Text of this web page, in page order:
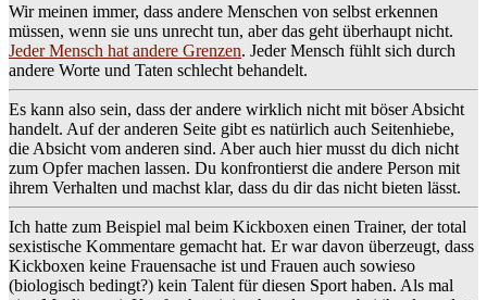
Wir meinen immer, dass andere Menschen von selbst erkennen
müssen, wenn sie uns unrecht tun, aber das geht überhaupt nicht.
Jeder Mensch hat andere Grenzen. Jeder Mensch fühlt sich durch
andere Worte und Taten schlecht behandelt.
Es kann also sein, dass der andere wirklich nicht mit böser Absicht
handelt. Auf der anderen Seite gibt es natürlich auch Seitenhiebe,
die Absicht vom anderen sind. Aber auch hier musst du dich nicht
zum Opfer machen lassen. Du konfrontierst die andere Person mit
ihrem Verhalten und machst klar, dass du dir das nicht bieten lässt.
Ich hatte zum Beispiel mal beim Kickboxen einen Trainer, der total
sexistische Kommentare gemacht hat. Er war davon überzeugt, dass
Kickboxen keine Frauensache ist und Frauen auch sowieso
(biologisch bedingt?) kein Talent für diesen Sport haben. Als mal